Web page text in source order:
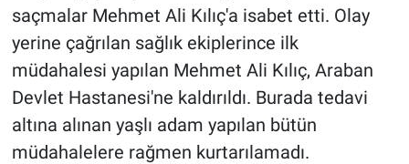
saçmalar Mehmet Ali Kılıç'a isabet etti. Olay
yerine çağrılan sağlık ekiplerince ilk
müdahalesi yapılan Mehmet Ali Kılıç, Araban
Devlet Hastanesi'ne kaldırıldı. Burada tedavi
altına alınan yaşlı adam yapılan bütün
müdahalelere rağmen kurtarılamadı.